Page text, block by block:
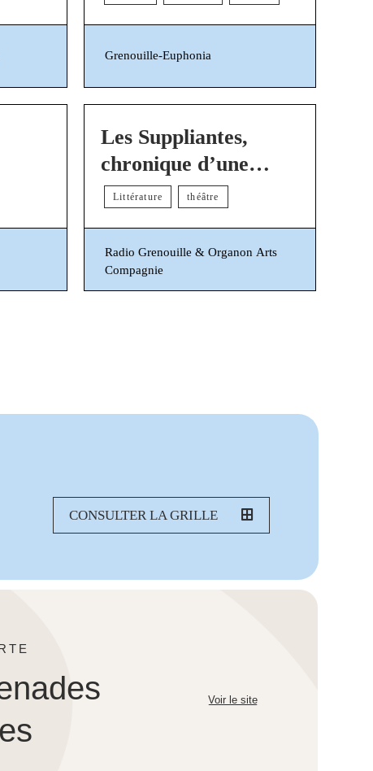
Grenouille-Euphonia
Les Suppliantes,
chronique d’une
réécriture
Littérature théâtre
Radio Grenouille & Organon Arts
Compagnie
CONSULTER LA GRILLE
Voir le site